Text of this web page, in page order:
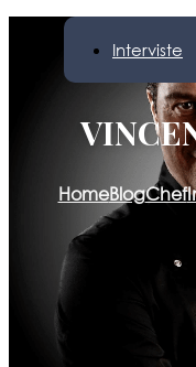
Interviste
HomeBlogChef